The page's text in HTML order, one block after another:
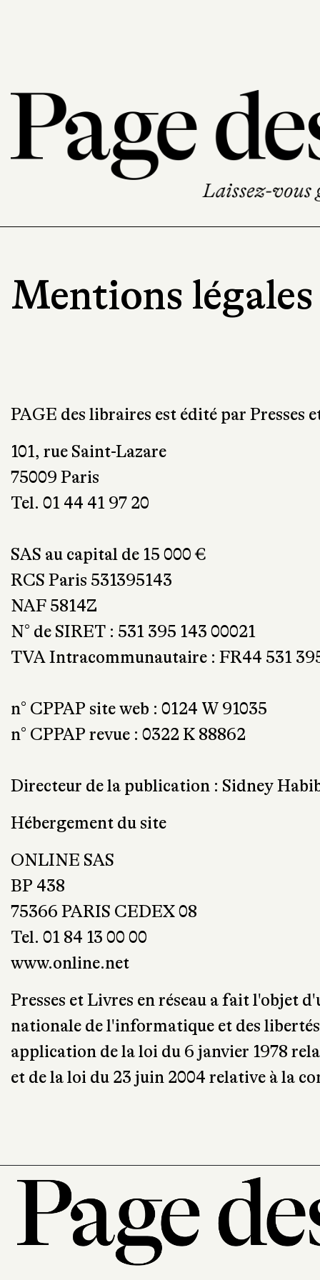
Mentions légales
PAGE des libraires est édité par Presses
101, rue Saint-Lazare
75009 Paris
Tel. 01 44 41 97 20
SAS au capital de 15 000 €
RCS Paris 531395143
NAF 5814Z
N° de SIRET : 531 395 143 00021
TVA Intracommunautaire : FR44 531
n° CPPAP site web : 0124 W 91035
n° CPPAP revue : 0322 K 88862
Directeur de la publication : Sidney
Hébergement du site
ONLINE SAS
BP 438
75366 PARIS CEDEX 08
Tel. 01 84 13 00 00
www.online.net
Presses et Livres en réseau a fait l'objet
nationale de l'informatique et des
application de la loi du 6 janvier 1978
et de la loi du 23 juin 2004 relative à la